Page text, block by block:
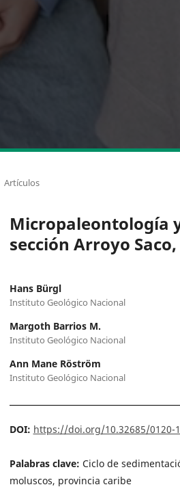
Artículos
Micropaleontología
sección Arroyo
Hans Bürgl
Instituto Geológico Nacional
Margoth Barrios M.
Instituto Geológico Nacional
Ann Mane Röström
Instituto Geológico Nacional
DOI: https://doi.org/10.32685/0120-
Palabras clave: Ciclo de
moluscos, provincia caribe